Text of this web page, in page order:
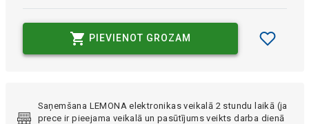
PIEVIENOT GROZAM
Saņemšana LEMONA elektronikas veikalā 2 stundu laikā (ja
prece ir pieejama veikalā un pasūtījums veikts darba dienā